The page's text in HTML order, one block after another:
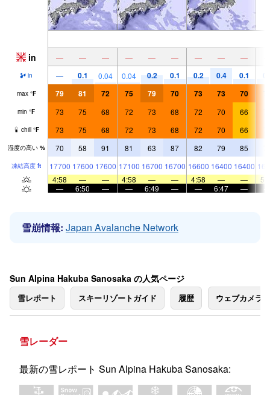
in — — — — — — — — —
in — 0.1 0.04 0.04 0.2 0.1 0.2 0.4 0.1
max °F 79 81 72 75 79 70 73 73 70
min °F 73 75 68 72 73 68 72 70 66
chill °F 73 75 68 72 73 68 72 70 66
湿度の高い % 70 58 91 81 63 87 82 79 85
凍結高度 ft 17700 17600 17600 17100 16700 16700 16600 16400 16400
4:58
— — 4:58 — — 4:58 — —
—
6:50 — — 6:49 — — 6:47 —
雪崩情報: Japan Avalanche Network
Sun Alpina Hakuba Sanosaka の人気ページ
雪レポート スキーリゾートガイド 履歴 ウェブカメラ
雪レーダー
最新の雪レポート Sun Alpina Hakuba Sanosaka: